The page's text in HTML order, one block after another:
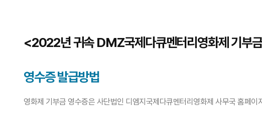
<2022년 귀속 DMZ국제다큐멘터리영화제 기부
영수증 발급방법
영화제 기부금 영수증은 사단법인 디엠지국제다큐멘터리영화제 사무국 홈페